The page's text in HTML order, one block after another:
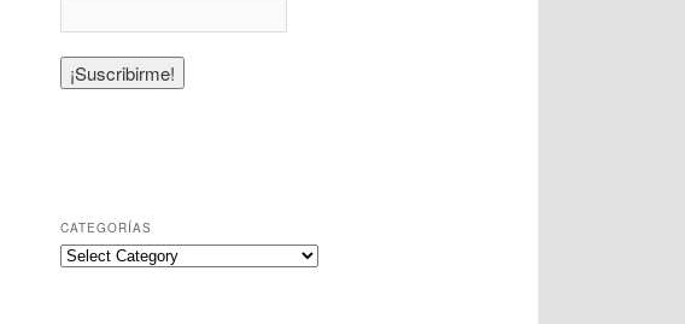
CATEGORÍAS